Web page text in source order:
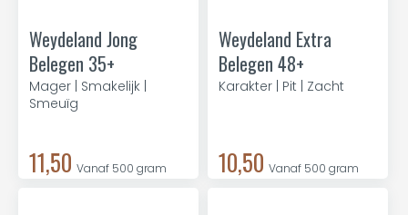
Weydeland Jong
Belegen 35+
Mager | Smakelijk |
Smeuïg
11,50 Vanaf 500 gram
Weydeland Extra
Belegen 48+
Karakter | Pit | Zacht
10,50 Vanaf 500 gram